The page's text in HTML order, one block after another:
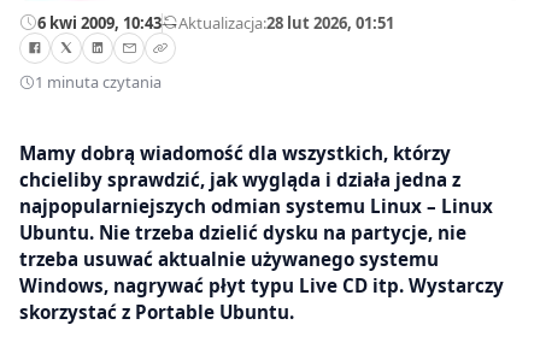
6 kwi 2009, 10:43—Aktualizacja:28 lut 2026, 01:51
1 minuta czytania
Mamy dobrą wiadomość dla wszystkich, którzy
chcieliby sprawdzić, jak wygląda i działa jedna z
najpopularniejszych odmian systemu Linux – Linux
Ubuntu. Nie trzeba dzielić dysku na partycje, nie
trzeba usuwać aktualnie używanego systemu
Windows, nagrywać płyt typu Live CD itp. Wystarczy
skorzystać z Portable Ubuntu.